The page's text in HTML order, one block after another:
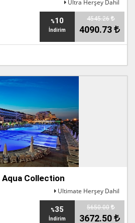
Ultra Herşey Dahil
%10
İndirim
4545.26
4090.73
Collection
Ultimate Herşey Dahil
%35
İndirim
5650.00
3672.50